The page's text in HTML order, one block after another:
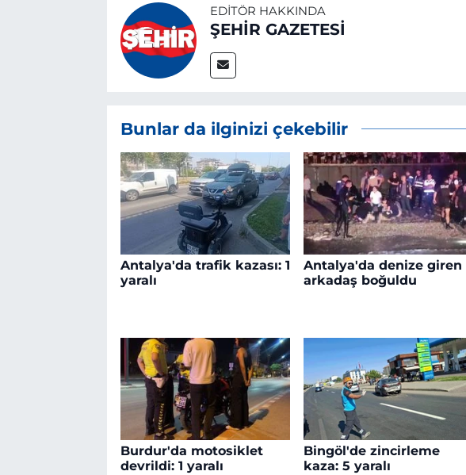
EDITÖR HAKKINDA
ŞEHİR GAZETESİ
Bunlar da ilginizi çekebilir
Antalya'da trafik kazası: 1
yaralı
Antalya'da denize giren
arkadaş boğuldu
Burdur'da motosiklet
devrildi: 1 yaralı
Bingöl'de zincirleme
kaza: 5 yaralı